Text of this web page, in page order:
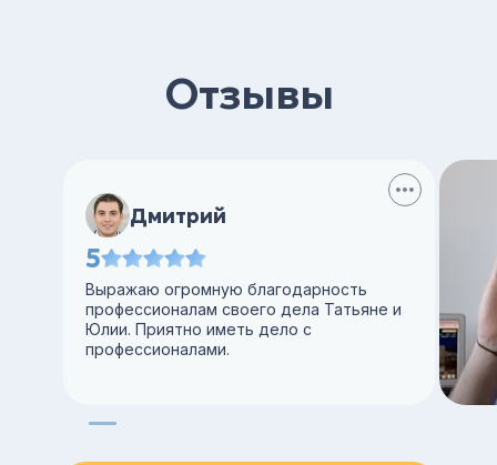
Отзывы
Дмитрий
5
Выражаю огромную благодарность
профессионалам своего дела Татьяне и
Юлии. Приятно иметь дело с
профессионалами.